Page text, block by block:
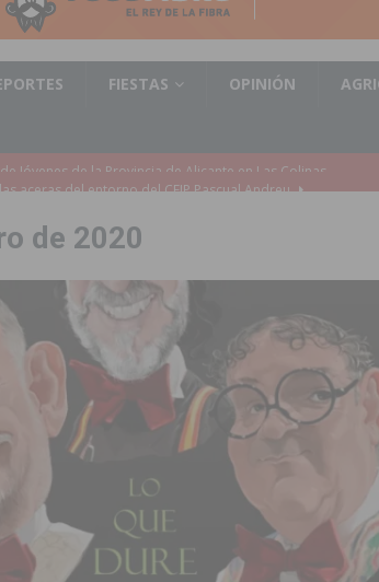
FIESTAS OPINIÓN
aceras del entorno del CEIP Pascual Andreu
Catral dentro del Plan Edificant
en el robo de vehículos de alta gama mediante la
desempleadas a través de seis programas
por el estado de sus barrancos
para Torrevieja
TORREVIEJA
COMARCA
de 2020